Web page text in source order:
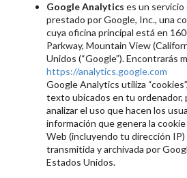
Google Analytics es un servicio
prestado por Google, Inc., una
cuya oficina principal está en
Parkway, Mountain View
Unidos (“Google”). Encontrarás
https://analytics.google.com
Google Analytics utiliza
texto ubicados en tu ordenador,
analizar el uso que hacen los
información que genera la
Web (incluyendo tu dirección
transmitida y archivada por
Estados Unidos.